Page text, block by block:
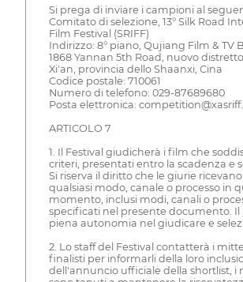
Si prega di inviare i campioni al
Comitato di selezione, 13° Silk Road
Film Festival (SRIFF)
Indirizzo: 8° piano, Qujiang Film & TV
1868 Yannan 5th Road, nuovo
Xi'an, provincia dello Shaanxi, Cina
Codice postale: 710061
Numero di telefono: 029-87689680
Posta elettronica:
ARTICOLO 7
1. Il Festival giudicherà i film che
criteri, presentati entro la scadenza e
Si riserva il diritto che le giurie
qualsiasi modo, canale o processo in
momento, inclusi modi, canali o
specificati nel presente documento. Il
piena autonomia nel giudicare e
2. Lo staff del Festival contatterà i
finalisti per informarli della loro
dell'annuncio ufficiale della shortlist, i